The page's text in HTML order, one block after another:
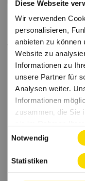
Diese Webseite
Wir verwenden
personalisieren,
anbieten zu können
Website zu
Informationen zu
unsere Partner für
Analysen weiter.
Informationen
zusammen, die Sie
haben.
Notwendig
Statistiken